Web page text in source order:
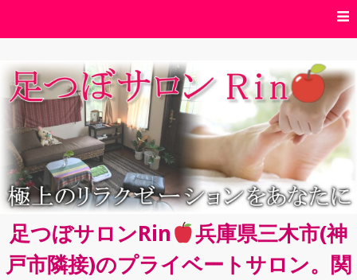
ン
ツ
へ
ス
キ
ッ
プ
足つぼサロンRin
兵庫県三木市(神
戸市隣接)のプライベートサロン。関